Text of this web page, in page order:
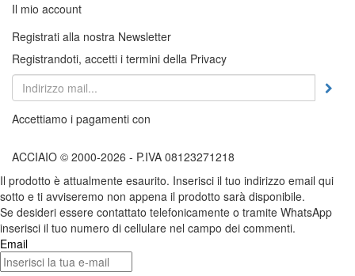
Il mio account
Registrati alla nostra Newsletter
Registrandoti, accetti i termini della Privacy
Accettiamo i pagamenti con
ACCIAIO © 2000-2026 - P.IVA 08123271218
Il prodotto è attualmente esaurito. Inserisci il tuo indirizzo email qui
sotto e ti avviseremo non appena il prodotto sarà disponibile.
Se desideri essere contattato telefonicamente o tramite WhatsApp
inserisci il tuo numero di cellulare nel campo dei commenti.
Email